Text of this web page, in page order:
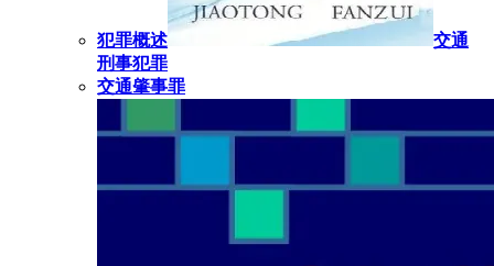
犯罪概述
交通
刑事犯罪
交通肇事罪